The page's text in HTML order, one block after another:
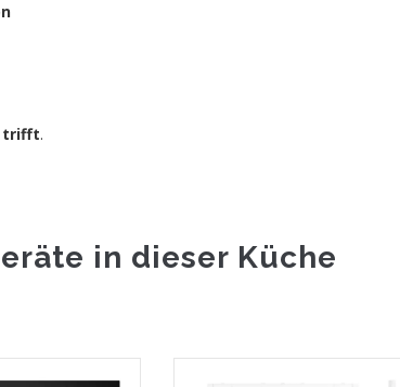
trifft.
in dieser Küche